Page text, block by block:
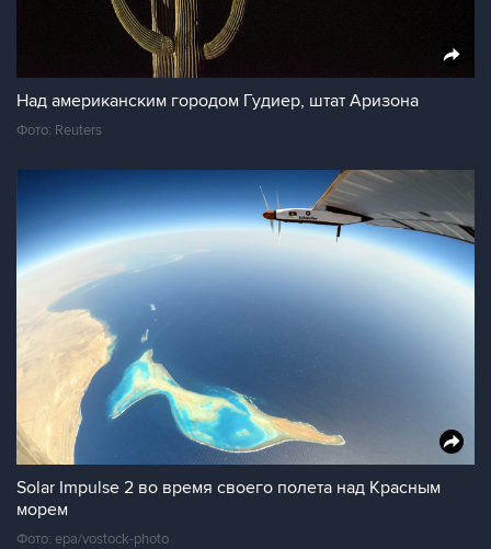
Над американским городом Гудиер, штат Аризона
Фото: Reuters
Solar Impulse 2 во время своего полета над Красным
морем
Фото: epa/vostock-photo